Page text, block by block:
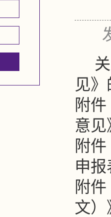
见
附件
意见
附件
申报
附件
文）